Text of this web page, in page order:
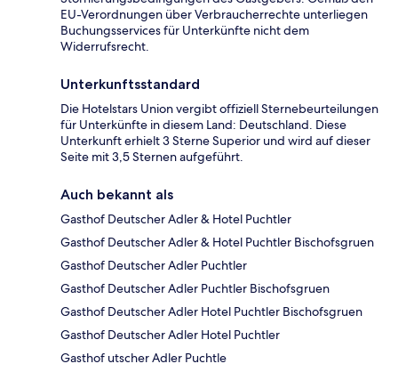
EU-Verordnungen über Verbraucherrechte unterliegen
Buchungsservices für Unterkünfte nicht dem
Widerrufsrecht.
Unterkunftsstandard
Die Hotelstars Union vergibt offiziell Sternebeurteilungen
für Unterkünfte in diesem Land: Deutschland. Diese
Unterkunft erhielt 3 Sterne Superior und wird auf dieser
Seite mit 3,5 Sternen aufgeführt.
Auch bekannt als
Gasthof Deutscher Adler & Hotel Puchtler
Gasthof Deutscher Adler & Hotel Puchtler Bischofsgruen
Gasthof Deutscher Adler Puchtler
Gasthof Deutscher Adler Puchtler Bischofsgruen
Gasthof Deutscher Adler Hotel Puchtler Bischofsgruen
Gasthof Deutscher Adler Hotel Puchtler
Gasthof utscher Adler Puchtle